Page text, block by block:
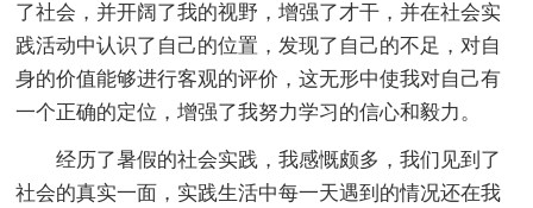
了社会，并开阔了我的视野，增强了才干，并在社会实
践活动中认识了自己的位置，发现了自己的不足，对自
身的价值能够进行客观的评价，这无形中使我对自己有
一个正确的定位，增强了我努力学习的信心和毅力。
经历了暑假的社会实践，我感慨颇多，我们见到了
社会的真实一面，实践生活中每一天遇到的情况还在我